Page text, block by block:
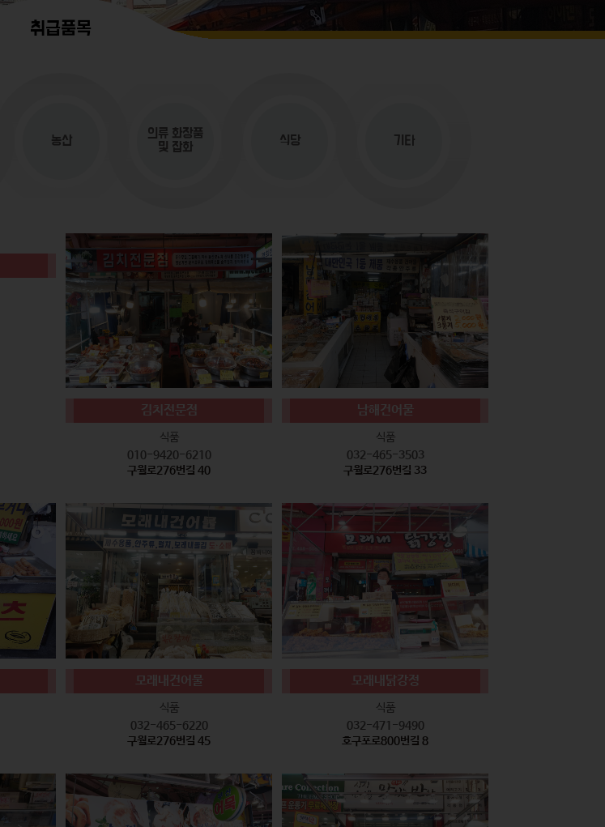
취급품목
농산
의류 화장품
및 잡화
식당 기타
김치전문점
식품
010-9420-6210
구월로276번길 40
남해건어물
식품
032-465-3503
구월로276번길 33
모래내건어물
식품
032-465-6220
구월로276번길 45
모래내닭강정
식품
032-471-9490
호구포로800번길 8